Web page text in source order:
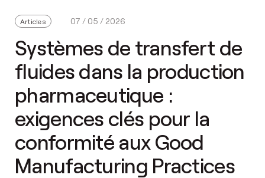
Articles 07 / 05 / 2026
Systèmes de transfert de
fluides dans la production
pharmaceutique :
exigences clés pour la
conformité aux Good
Manufacturing Practices